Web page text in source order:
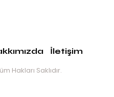
İletişim
Hakları Saklıdır.